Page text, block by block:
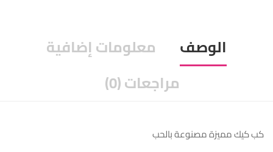
الوصف
معلومات إضافية
مراجعات (0)
كب كيك مميزة مصنوعة بالحب